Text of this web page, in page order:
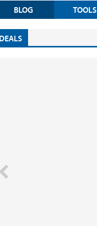
BLOG TOOLS
DEALS